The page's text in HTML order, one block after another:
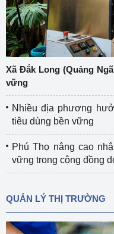
Xã Đắk Long (Quảng
vững
Nhiều địa phương
tiêu dùng bền vững
Phú Thọ nâng cao
vững trong cộng đồng
QUẢN LÝ THỊ TRƯỜNG